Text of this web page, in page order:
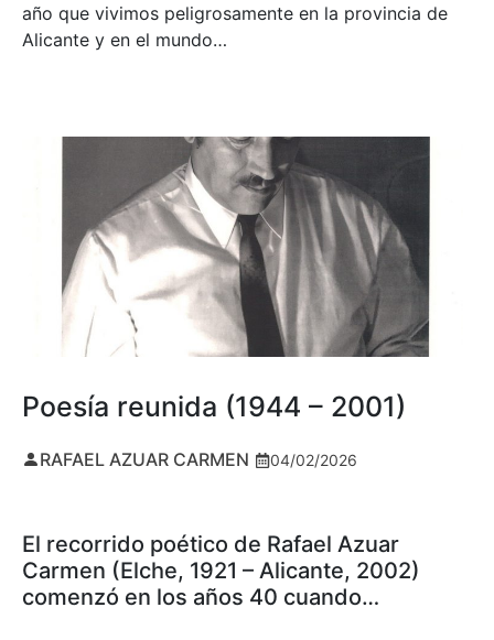
año que vivimos peligrosamente en la provincia de
Alicante y en el mundo…
Poesía reunida (1944 – 2001)
RAFAEL AZUAR CARMEN 04/02/2026
El recorrido poético de Rafael Azuar
Carmen (Elche, 1921 – Alicante, 2002)
comenzó en los años 40 cuando…